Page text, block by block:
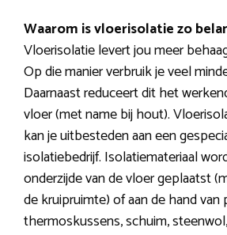
Waarom is vloerisolatie zo
Vloerisolatie levert jou meer
Op die manier verbruik je veel
Daarnaast reduceert dit het
vloer (met name bij hout).
kan je uitbesteden aan een
isolatiebedrijf. Isolatiemateriaal
onderzijde van de vloer geplaatst
de kruipruimte) of aan de hand van
thermoskussens, schuim,